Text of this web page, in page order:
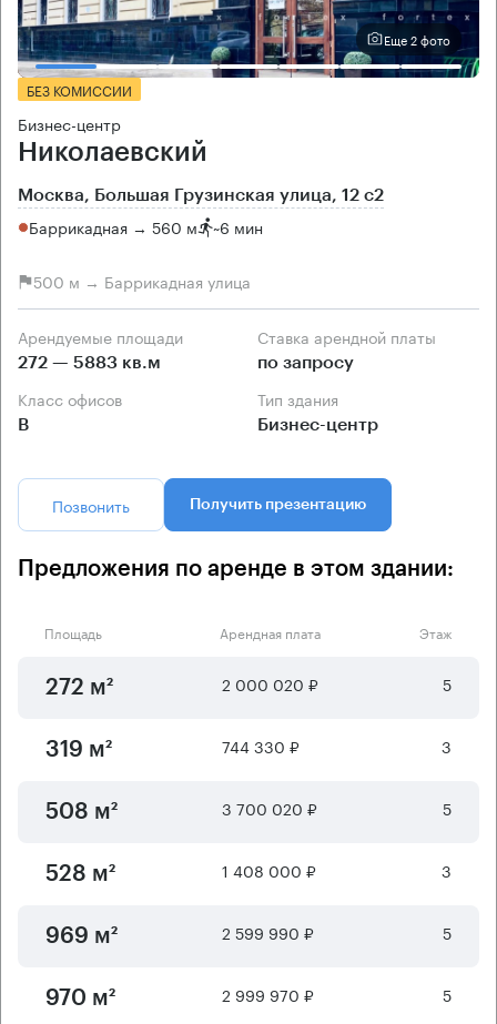
Еще 2 фото
БЕЗ КОМИССИИ
Бизнес-центр
Николаевский
Москва, Большая Грузинская улица, 12 с2
Баррикадная → 560 м ~6 мин
500 м → Баррикадная улица
Арендуемые площади
272 — 5883 кв.м
Ставка арендной платы
по запросу
Класс офисов
B
Тип здания
Бизнес-центр
Позвонить Получить презентацию
Предложения по аренде в этом здании:
Площадь Арендная плата Этаж
272 м² 2 000 020 ₽ 5
319 м² 744 330 ₽ 3
508 м² 3 700 020 ₽ 5
528 м² 1 408 000 ₽ 3
969 м² 2 599 990 ₽ 5
970 м² 2 999 970 ₽ 5